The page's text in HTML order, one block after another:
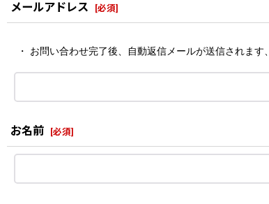
メールアドレス [必須]
・ お問い合わせ完了後、自動返信メールが送信されま
お名前 [必須]